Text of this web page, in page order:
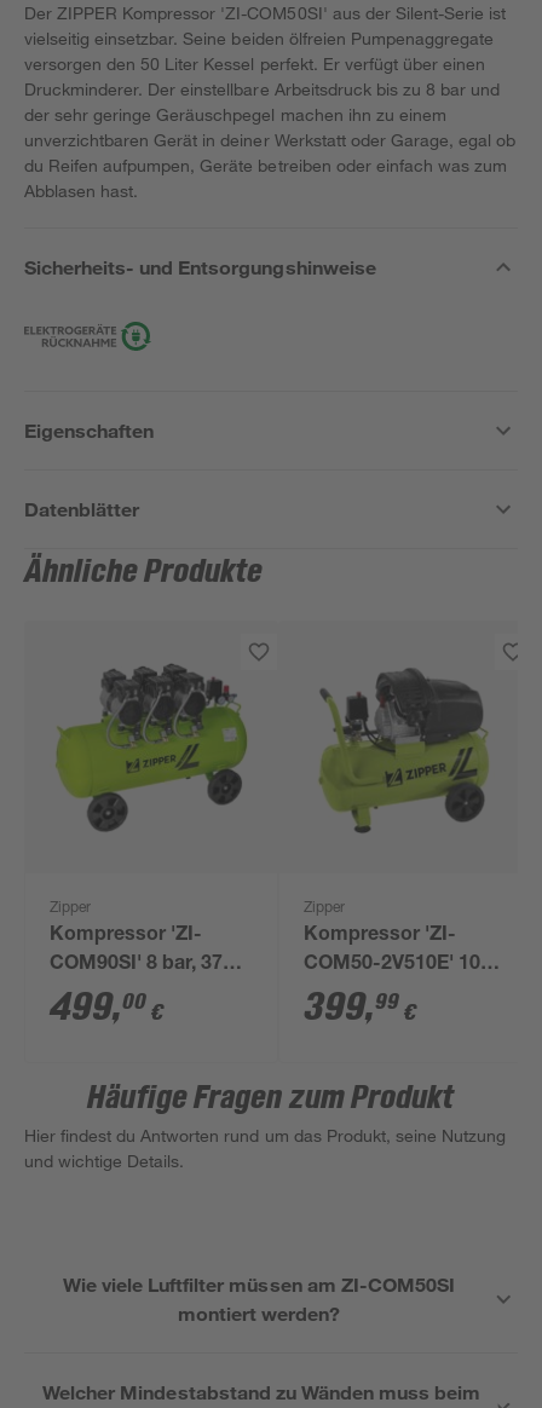
Der ZIPPER Kompressor 'ZI-COM50SI' aus der Silent-Serie ist
vielseitig einsetzbar. Seine beiden ölfreien Pumpenaggregate
versorgen den 50 Liter Kessel perfekt. Er verfügt über einen
Druckminderer. Der einstellbare Arbeitsdruck bis zu 8 bar und
der sehr geringe Geräuschpegel machen ihn zu einem
unverzichtbaren Gerät in deiner Werkstatt oder Garage, egal ob
du Reifen aufpumpen, Geräte betreiben oder einfach was zum
Abblasen hast.
Sicherheits- und Entsorgungshinweise
Eigenschaften
Datenblätter
Ähnliche Produkte
Zipper
Kompressor 'ZI-
COM90SI' 8 bar, 378
l/min
499,00 €
Zipper
Kompressor 'ZI-
COM50-2V510E' 10
bar 50 l/min
399,99 €
Häufige Fragen zum Produkt
Hier findest du Antworten rund um das Produkt, seine Nutzung
und wichtige Details.
Wie viele Luftfilter müssen am ZI-COM50SI
montiert werden?
Welcher Mindestabstand zu Wänden muss beim